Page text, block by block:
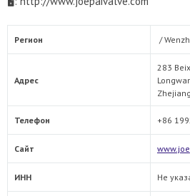
Регион /
Адрес
283
Телефон +86
Сайт
ИНН Не